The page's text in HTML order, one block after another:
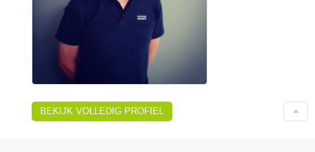
BEKIJK VOLLEDIG PROFIEL